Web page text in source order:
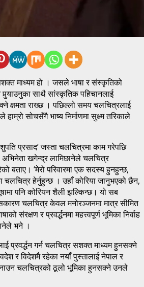
माध्यम हो । जसले भाषा र संस्कृतिको
पुर्‍याउनुका साथै सांस्कृतिक पहिचानलाई
क्षमता राख्छ । पछिल्लो समय चलचित्रलाई
हाम्रो सोचसँगै भाष्य निर्माणमा सुक्ष्म तरिकाले
प्रसाद’ जस्ता चलचित्रमा काम गरेपछि
खगेन्द्र लामिछानेले चलचित्र
बताए। ‘मेरो परिवारमा एक सदस्य हुनहुन्छ,
चलचित्र हेर्नुहुन्छ । उहाँ कोरिया जानुभएको छैन,
पनि कोरियन शैली झल्किन्छ। यो सब
चलचित्र केवल मनोरञ्जनमा मात्र सीमित
संरक्षण र प्रवर्द्धनमा महत्त्वपूर्ण भूमिका निर्वाह
भने ।
प्रवर्द्धन गर्न चलचित्र सशक्त माध्यम हुनसक्ने
र विदेशमै रहेका नयाँ पुस्तालाई नेपाल र
चलचित्रको ठूलो भूमिका हुनसक्ने उनले